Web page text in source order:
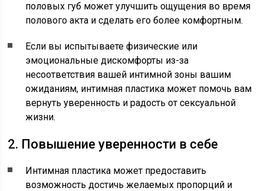
половых губ может улучшить ощущения во время
полового акта и сделать его более комфортным.
Если вы испытываете физические или
эмоциональные дискомфорты из-за
несоответствия вашей интимной зоны вашим
ожиданиям, интимная пластика может помочь вам
вернуть уверенность и радость от сексуальной
жизни.
2. Повышение уверенности в себе
Интимная пластика может предоставить
возможность достичь желаемых пропорций и